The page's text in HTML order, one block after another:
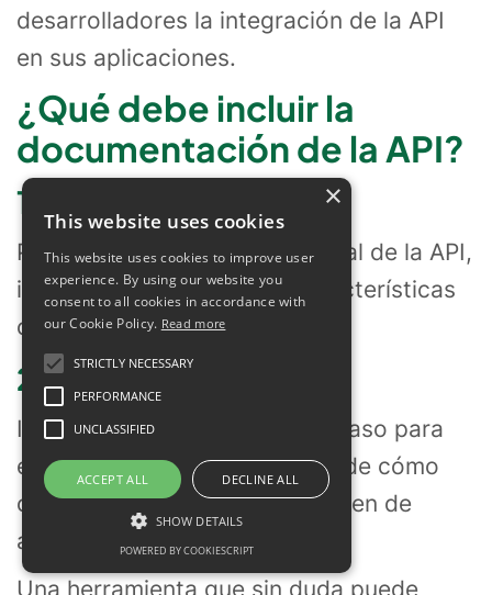
desarrolladores la integración de la API
en sus aplicaciones.
¿Qué debe incluir la
documentación de la API?
1. Introducción
Proporcionar una visión general de la API,
incluyendo su propósito, características
clave y beneficios.
2. Primeros pasos
Incluye instrucciones paso a paso para
empezar a utilizar la API y añade cómo
obtener una clave API o un token de
acceso.
Una herramienta que sin duda puede
×
This website uses cookies
This website uses cookies to improve user
experience. By using our website you
consent to all cookies in accordance with
our Cookie Policy. Read more
STRICTLY NECESSARY
PERFORMANCE
UNCLASSIFIED
ACCEPT ALL DECLINE ALL
SHOW DETAILS
POWERED BY COOKIESCRIPT